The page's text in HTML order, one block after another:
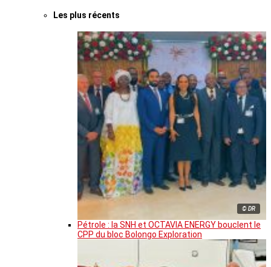
Les plus récents
© DR
Pétrole : la SNH et OCTAVIA ENERGY bouclent le
CPP du bloc Bolongo Exploration